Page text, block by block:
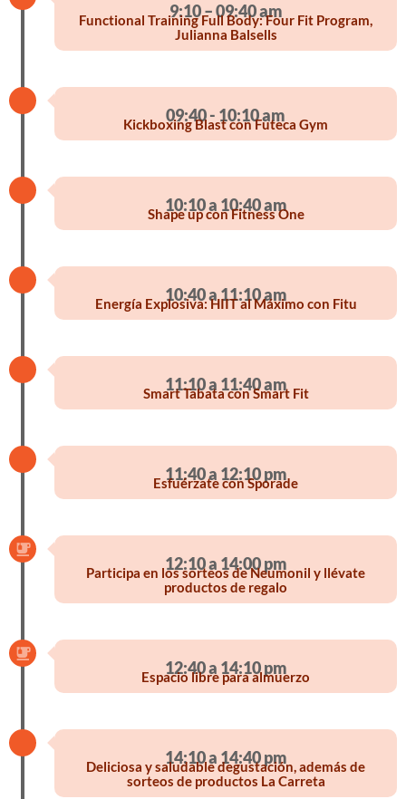
9:10 – 09:40 am
Functional Training Full Body: Four Fit Program,
Julianna Balsells
09:40 - 10:10 am
Kickboxing Blast con Futeca Gym
10:10 a 10:40 am
Shape up con Fitness One
10:40 a 11:10 am
Energía Explosiva: HIIT al Máximo con Fitu
11:10 a 11:40 am
Smart Tabata con Smart Fit
11:40 a 12:10 pm
Esfuérzate con Sporade
12:10 a 14:00 pm
Participa en los sorteos de Neumonil y llévate
productos de regalo
12:40 a 14:10 pm
Espacio libre para almuerzo
14:10 a 14:40 pm
Deliciosa y saludable degustación, además de
sorteos de productos La Carreta